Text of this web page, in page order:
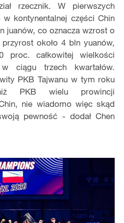
rzecznik. W pierwszych
w kontynentalnej części Chin
juanów, co oznacza wzrost o
około 4 bln yuanów,
proc. całkowitej wielkości
ciągu trzech kwartałów.
PKB Tajwanu w tym roku
PKB wielu prowincji
nie wiadomo więc skąd
pewność - dodał Chen